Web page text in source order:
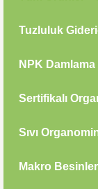
Tuzluluk
NPK
Sertifikalı
Sıvı
Makro Besinler